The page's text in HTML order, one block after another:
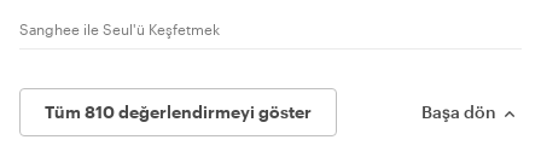
Sanghee ile Seul'ü Keşfetmek
Tüm 810 değerlendirmeyi göster Başa dön